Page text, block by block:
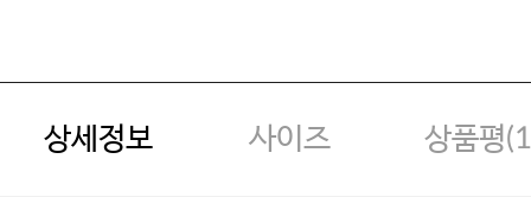
상세정보 사이즈 상품평(1